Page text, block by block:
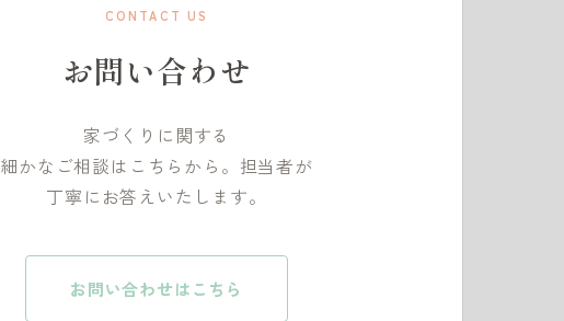
CONTACT US
お問い合わせ
家づくりに関する
細かなご相談はこちらから。担当者が
丁寧にお答えいたします。
お問い合わせはこちら